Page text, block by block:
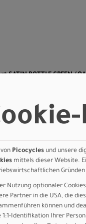
BOTTLE GREEN /
GREEN
- 29
Picocycles und unsere
mittels dieser Website.
Gründen
Nutzung optionaler
Partner in die USA, die
können und
1:1-Identifikation Ihrer